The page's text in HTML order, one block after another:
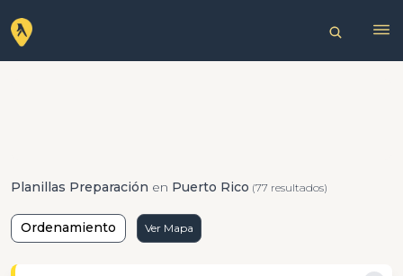
Planillas Preparación en Puerto Rico (77 resultados)
Ordenamiento Ver Mapa